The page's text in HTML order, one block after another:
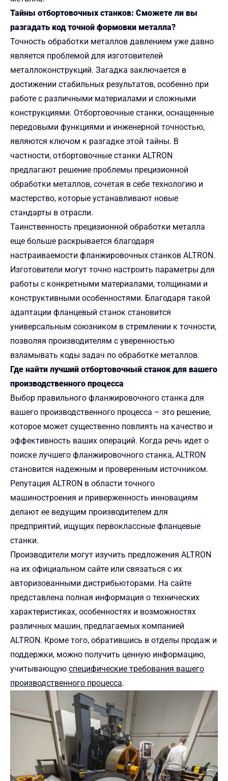
Тайны отбортовочных станков: Сможете ли вы
разгадать код точной формовки металла?
Точность обработки металлов давлением уже давно
является проблемой для изготовителей
металлоконструкций. Загадка заключается в
достижении стабильных результатов, особенно при
работе с различными материалами и сложными
конструкциями. Отбортовочные станки, оснащенные
передовыми функциями и инженерной точностью,
являются ключом к разгадке этой тайны. В
частности, отбортовочные станки ALTRON
предлагают решение проблемы прецизионной
обработки металлов, сочетая в себе технологию и
мастерство, которые устанавливают новые
стандарты в отрасли.
Таинственность прецизионной обработки металла
еще больше раскрывается благодаря
настраиваемости фланжировочных станков ALTRON.
Изготовители могут точно настроить параметры для
работы с конкретными материалами, толщинами и
конструктивными особенностями. Благодаря такой
адаптации фланцевый станок становится
универсальным союзником в стремлении к точности,
позволяя производителям с уверенностью
взламывать коды задач по обработке металлов.
Где найти лучший отбортовочный станок для вашего
производственного процесса
Выбор правильного фланжировочного станка для
вашего производственного процесса – это решение,
которое может существенно повлиять на качество и
эффективность ваших операций. Когда речь идет о
поиске лучшего фланжировочного станка, ALTRON
становится надежным и проверенным источником.
Репутация ALTRON в области точного
машиностроения и приверженность инновациям
делают ее ведущим производителем для
предприятий, ищущих первоклассные фланцевые
станки.
Производители могут изучить предложения ALTRON
на их официальном сайте или связаться с их
авторизованными дистрибьюторами. На сайте
представлена полная информация о технических
характеристиках, особенностях и возможностях
различных машин, предлагаемых компанией
ALTRON. Кроме того, обратившись в отделы продаж и
поддержки, можно получить ценную информацию,
учитывающую специфические требования вашего
производственного процесса.